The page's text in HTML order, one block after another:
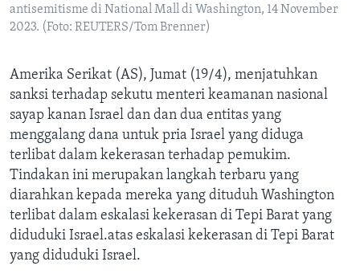
antisemitisme di National Mall di Washington, 14 November
2023. (Foto: REUTERS/Tom Brenner)
Amerika Serikat (AS), Jumat (19/4), menjatuhkan
sanksi terhadap sekutu menteri keamanan nasional
sayap kanan Israel dan dan dua entitas yang
menggalang dana untuk pria Israel yang diduga
terlibat dalam kekerasan terhadap pemukim.
Tindakan ini merupakan langkah terbaru yang
diarahkan kepada mereka yang dituduh Washington
terlibat dalam eskalasi kekerasan di Tepi Barat yang
diduduki Israel.atas eskalasi kekerasan di Tepi Barat
yang diduduki Israel.